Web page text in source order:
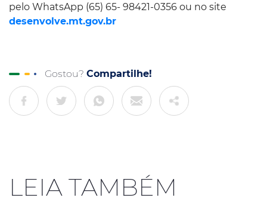
pelo WhatsApp (65) 65- 98421-0356 ou no site
desenvolve.mt.gov.br
Gostou? Compartilhe!
LEIA TAMBÉM